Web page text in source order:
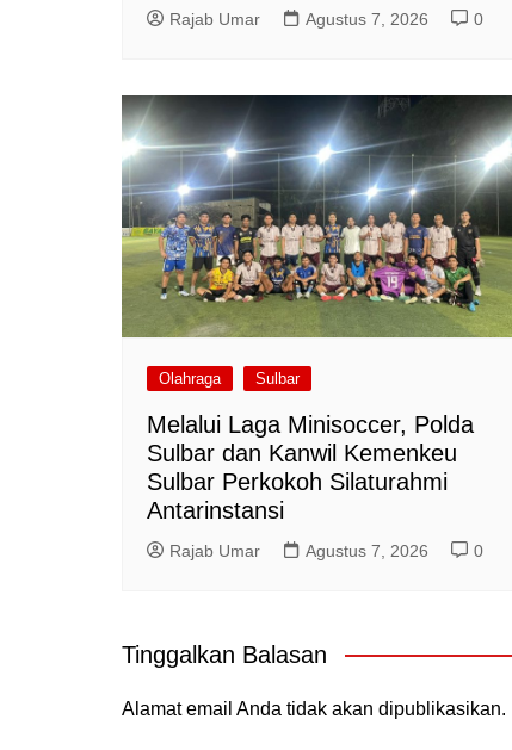
Rajab Umar Agustus 7, 2026 0
Olahraga Sulbar
Melalui Laga Minisoccer, Polda
Sulbar dan Kanwil Kemenkeu
Sulbar Perkokoh Silaturahmi
Antarinstansi
Rajab Umar Agustus 7, 2026 0
Tinggalkan Balasan
Alamat email Anda tidak akan dipublikasikan.